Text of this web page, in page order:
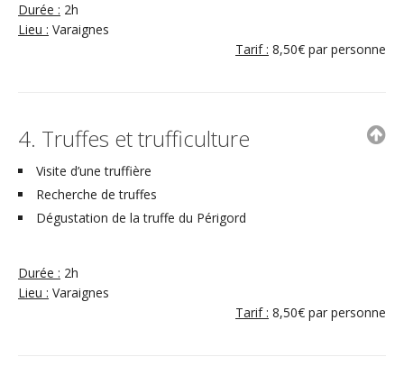
Durée : 2h
Lieu : Varaignes
Tarif : 8,50€ par personne
4. Truffes et trufficulture
Visite d’une truffière
Recherche de truffes
Dégustation de la truffe du Périgord
Durée : 2h
Lieu : Varaignes
Tarif : 8,50€ par personne